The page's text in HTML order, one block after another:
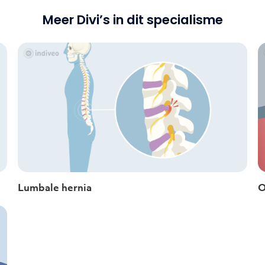
Meer Divi’s in dit specialisme
Lumbale hernia